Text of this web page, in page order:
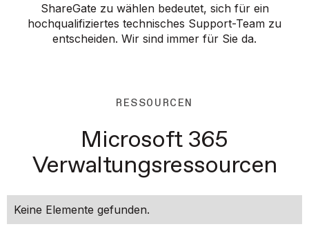
ShareGate zu wählen bedeutet, sich für ein
hochqualifiziertes technisches Support-Team zu
entscheiden. Wir sind immer für Sie da.
RESSOURCEN
Microsoft 365
Verwaltungsressourcen
Keine Elemente gefunden.